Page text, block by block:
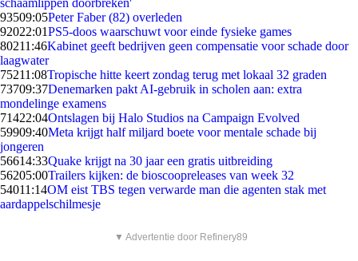
schaamlippen doorbreken'
93509:05Peter Faber (82) overleden
92022:01PS5-doos waarschuwt voor einde fysieke games
80211:46Kabinet geeft bedrijven geen compensatie voor schade door
laagwater
75211:08Tropische hitte keert zondag terug met lokaal 32 graden
73709:37Denemarken pakt AI-gebruik in scholen aan: extra
mondelinge examens
71422:04Ontslagen bij Halo Studios na Campaign Evolved
59909:40Meta krijgt half miljard boete voor mentale schade bij
jongeren
56614:33Quake krijgt na 30 jaar een gratis uitbreiding
56205:00Trailers kijken: de bioscoopreleases van week 32
54011:14OM eist TBS tegen verwarde man die agenten stak met
aardappelschilmesje
▼ Advertentie door Refinery89